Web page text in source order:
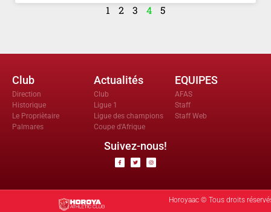
1 2 3 4 5
Club
Direction
Historique
Le Propriètaire
Palmares
Actualités
Club
Ligue 1
Ligue des champions
Coupe d'Afrique
EQUIPES
AFAS
Staff
Staff Web
Suivez-nous!
Horoyaac © Tous droits